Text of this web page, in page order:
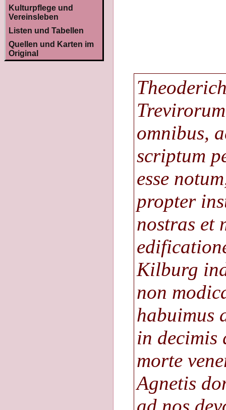
Kulturpflege und
Vereinsleben
Listen und Tabellen
Quellen und Karten im
Original
omnibus,
scriptum
esse
propter
nostras et
Kilburg
non
habuimus
in decimis
morte
Agnetis